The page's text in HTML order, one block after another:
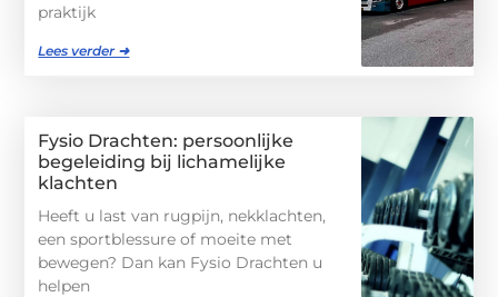
praktijk
Lees verder ➜
Fysio Drachten: persoonlijke
begeleiding bij lichamelijke
klachten
Heeft u last van rugpijn, nekklachten,
een sportblessure of moeite met
bewegen? Dan kan Fysio Drachten u
helpen